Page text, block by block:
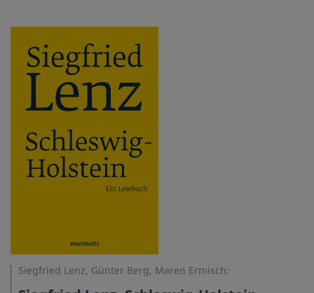
Siegfried Lenz, Günter Berg, Maren Ermisch: